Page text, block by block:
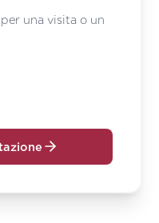
una visita o un